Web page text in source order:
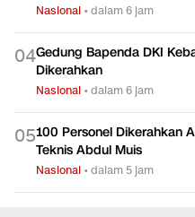
Nasional •dalam 6 jam
04Gedung Bapenda DKI
Dikerahkan
Nasional •dalam 6 jam
05100 Personel Dikerahkan
Teknis Abdul Muis
Nasional •dalam 5 jam